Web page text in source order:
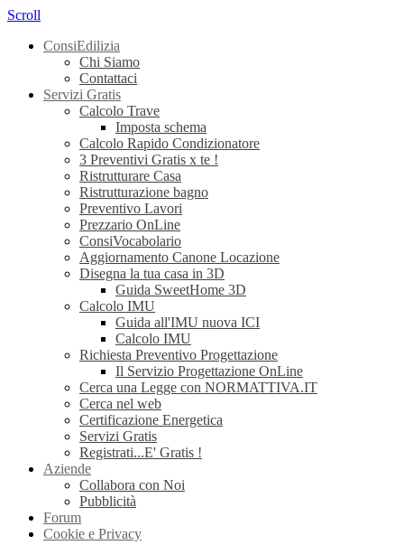
Scroll
ConsiEdilizia
Chi Siamo
Contattaci
Servizi Gratis
Calcolo Trave
Imposta schema
Calcolo Rapido Condizionatore
3 Preventivi Gratis x te !
Ristrutturare Casa
Ristrutturazione bagno
Preventivo Lavori
Prezzario OnLine
ConsiVocabolario
Aggiornamento Canone Locazione
Disegna la tua casa in 3D
Guida SweetHome 3D
Calcolo IMU
Guida all'IMU nuova ICI
Calcolo IMU
Richiesta Preventivo Progettazione
Il Servizio Progettazione OnLine
Cerca una Legge con NORMATTIVA.IT
Cerca nel web
Certificazione Energetica
Servizi Gratis
Registrati...E' Gratis !
Aziende
Collabora con Noi
Pubblicità
Forum
Cookie e Privacy